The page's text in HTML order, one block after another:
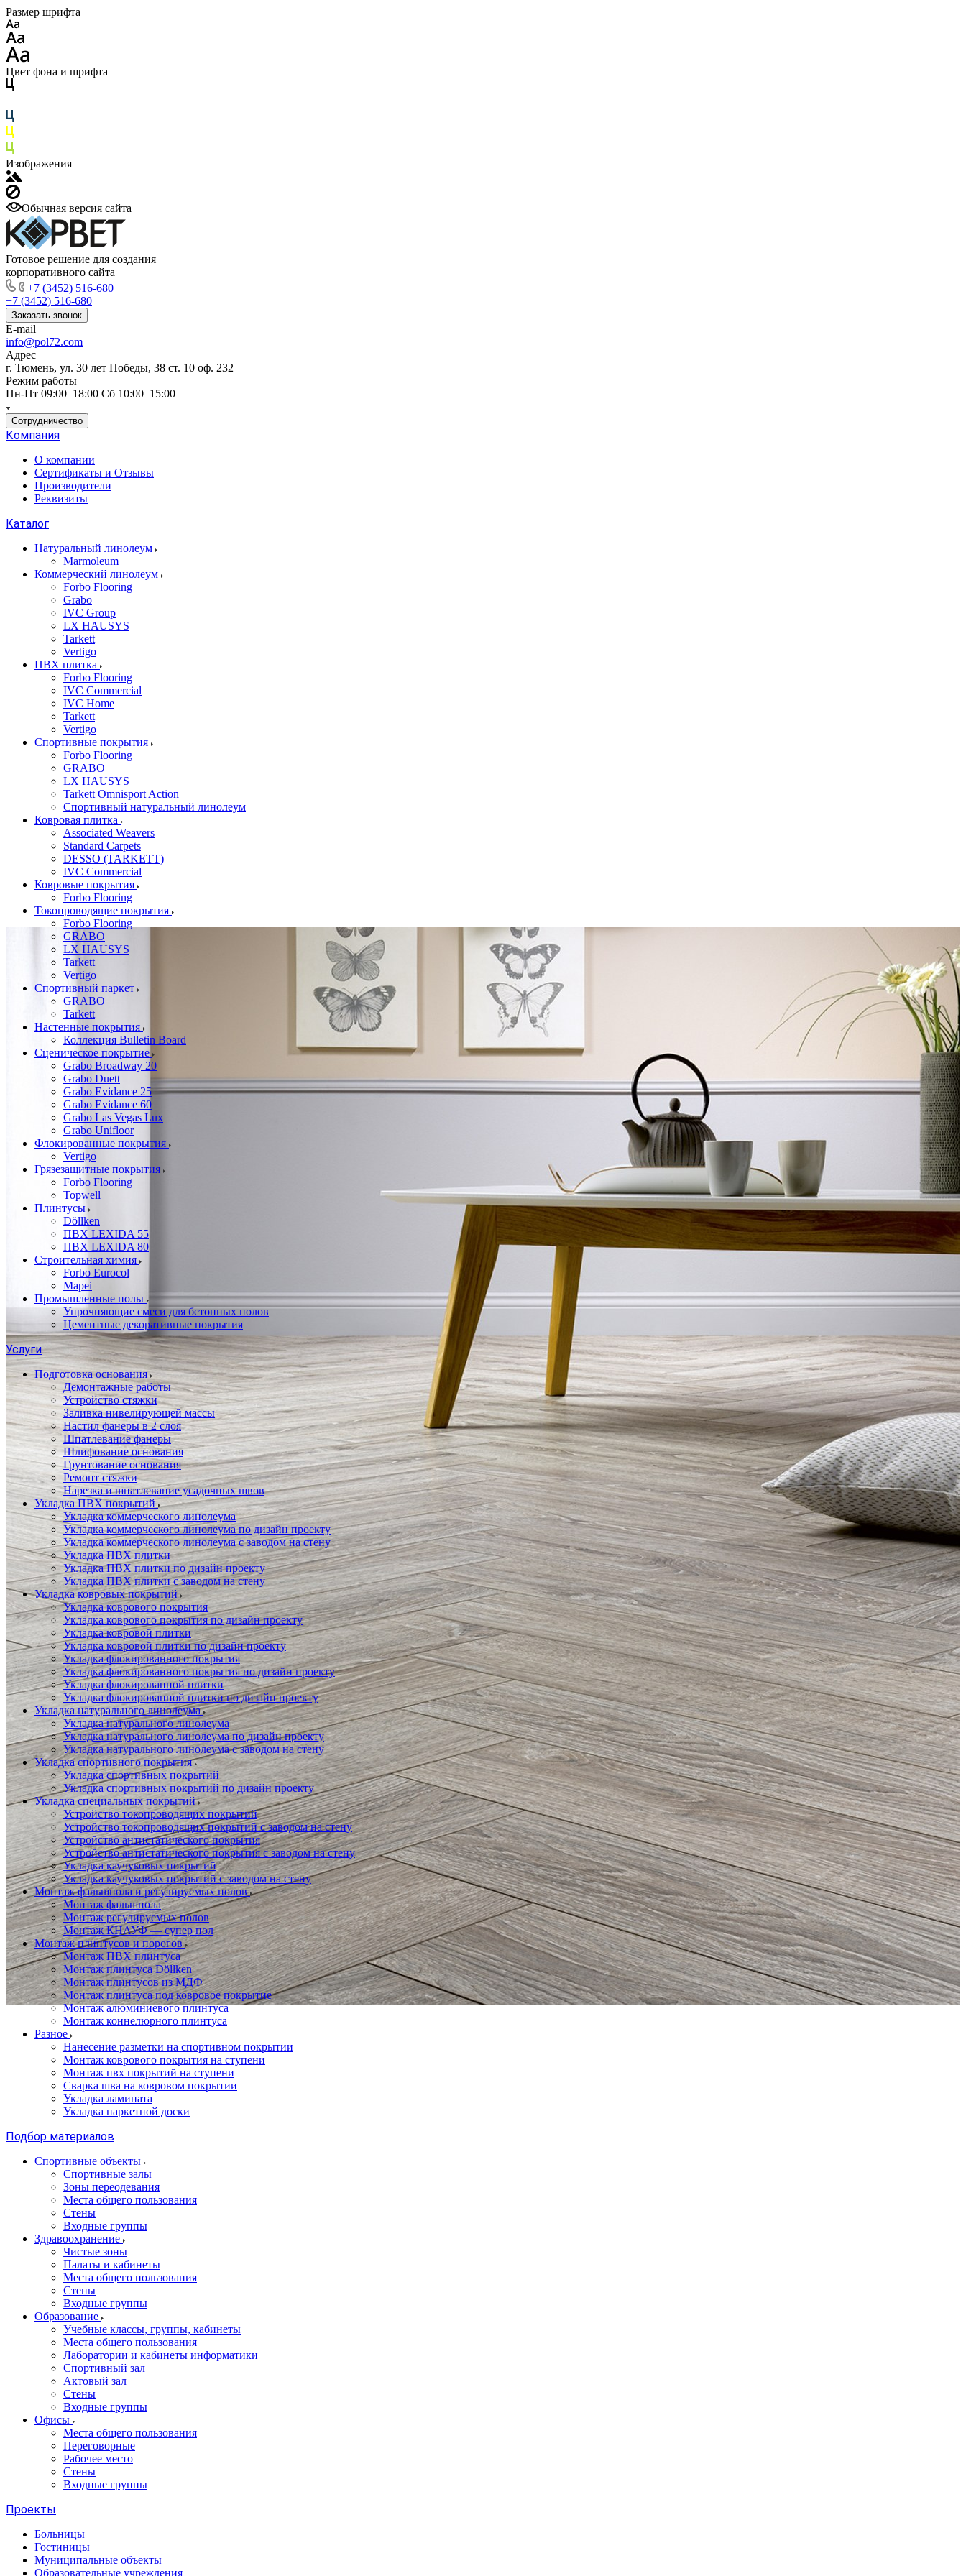
Размер шрифта
Цвет фона и шрифта
Изображения
Обычная версия сайта
Готовое решение для создания
корпоративного сайта
+7 (3452) 516-680
+7 (3452) 516-680
Заказать звонок
E-mail
info@pol72.com
Адрес
г. Тюмень, ул. 30 лет Победы, 38 ст. 10 оф. 232
Режим работы
Пн-Пт 09:00–18:00 Сб 10:00–15:00
Сотрудничество
Компания
О компании
Сертификаты и Отзывы
Производители
Реквизиты
Каталог
Натуральный линолеум
Marmoleum
Коммерческий линолеум
Forbo Flooring
Grabo
IVC Group
LX HAUSYS
Tarkett
Vertigo
ПВХ плитка
Forbo Flooring
IVC Commercial
IVC Home
Tarkett
Vertigo
Спортивные покрытия
Forbo Flooring
GRABO
LX HAUSYS
Tarkett Omnisport Action
Спортивный натуральный линолеум
Ковровая плитка
Associated Weavers
Standard Carpets
DESSO (TARKETT)
IVC Commercial
Ковровые покрытия
Forbo Flooring
Токопроводящие покрытия
Forbo Flooring
GRABO
LX HAUSYS
Tarkett
Vertigo
Спортивный паркет
GRABO
Tarkett
Настенные покрытия
Коллекция Bulletin Board
Сценическое покрытие
Grabo Broadway 20
Grabo Duett
Grabo Evidance 25
Grabo Evidance 60
Grabo Las Vegas Lux
Grabo Unifloor
Флокированные покрытия
Vertigo
Грязезащитные покрытия
Forbo Flooring
Topwell
Плинтусы
Döllken
ПВХ LEXIDA 55
ПВХ LEXIDA 80
Строительная химия
Forbo Eurocol
Mapei
Промышленные полы
Упрочняющие смеси для бетонных полов
Цементные декоративные покрытия
Услуги
Подготовка основания
Демонтажные работы
Устройство стяжки
Заливка нивелирующей массы
Настил фанеры в 2 слоя
Шпатлевание фанеры
Шлифование основания
Грунтование основания
Ремонт стяжки
Нарезка и шпатлевание усадочных швов
Укладка ПВХ покрытий
Укладка коммерческого линолеума
Укладка коммерческого линолеума по дизайн проекту
Укладка коммерческого линолеума с заводом на стену
Укладка ПВХ плитки
Укладка ПВХ плитки по дизайн проекту
Укладка ПВХ плитки с заводом на стену
Укладка ковровых покрытий
Укладка коврового покрытия
Укладка коврового покрытия по дизайн проекту
Укладка ковровой плитки
Укладка ковровой плитки по дизайн проекту
Укладка флокированного покрытия
Укладка флокированного покрытия по дизайн проекту
Укладка флокированной плитки
Укладка флокированной плитки по дизайн проекту
Укладка натурального линолеума
Укладка натурального линолеума
Укладка натурального линолеума по дизайн проекту
Укладка натурального линолеума с заводом на стену
Укладка спортивного покрытия
Укладка спортивных покрытий
Укладка спортивных покрытий по дизайн проекту
Укладка специальных покрытий
Устройство токопроводящих покрытий
Устройство токопроводящих покрытий с заводом на стену
Устройство антистатического покрытия
Устройство антистатического покрытия с заводом на стену
Укладка каучуковых покрытий
Укладка каучуковых покрытий с заводом на стену
Монтаж фальшпола и регулируемых полов
Монтаж фальшпола
Монтаж регулируемых полов
Монтаж КНАУФ — супер пол
Монтаж плинтусов и порогов
Монтаж ПВХ плинтуса
Монтаж плинтуса Döllken
Монтаж плинтусов из МДФ
Монтаж плинтуса под ковровое покрытие
Монтаж алюминиевого плинтуса
Монтаж коннелюрного плинтуса
Разное
Нанесение разметки на спортивном покрытии
Монтаж коврового покрытия на ступени
Монтаж пвх покрытий на ступени
Сварка шва на ковровом покрытии
Укладка ламината
Укладка паркетной доски
Подбор материалов
Спортивные объекты
Спортивные залы
Зоны переодевания
Места общего пользования
Стены
Входные группы
Здравоохранение
Чистые зоны
Палаты и кабинеты
Места общего пользования
Стены
Входные группы
Образование
Учебные классы, группы, кабинеты
Места общего пользования
Лаборатории и кабинеты информатики
Спортивный зал
Актовый зал
Стены
Входные группы
Офисы
Места общего пользования
Переговорные
Рабочее место
Стены
Входные группы
Проекты
Больницы
Гостиницы
Муниципальные объекты
Образовательные учреждения